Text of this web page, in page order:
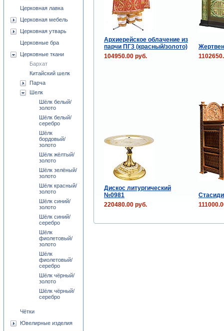
Архиерейское облачение из
парчи ПГ3 (красный/золото)
104950.00 руб.
Дискос литургический
№0981
220480.00 руб.
Церковная лавка
Церковная мебель
Церковная утварь
Церковные бра
Церковные ткани
Бархат
Китайский шелк
Парча
Шелк
Шёлк белый/
золото
Шёлк белый/
серебро
Шёлк
бордовый/
золото
Шёлк жёлтый/
золото
Шёлк зелёный/
золото
Шёлк красный/
золото
Шёлк синий/
золото
Шёлк синий/
серебро
Шёлк
фиолетовый/
золото
Шёлк
фиолетовый/
серебро
Шёлк чёрный/
золото
Шёлк чёрный/
серебро
Чётки
Ювелирные изделия